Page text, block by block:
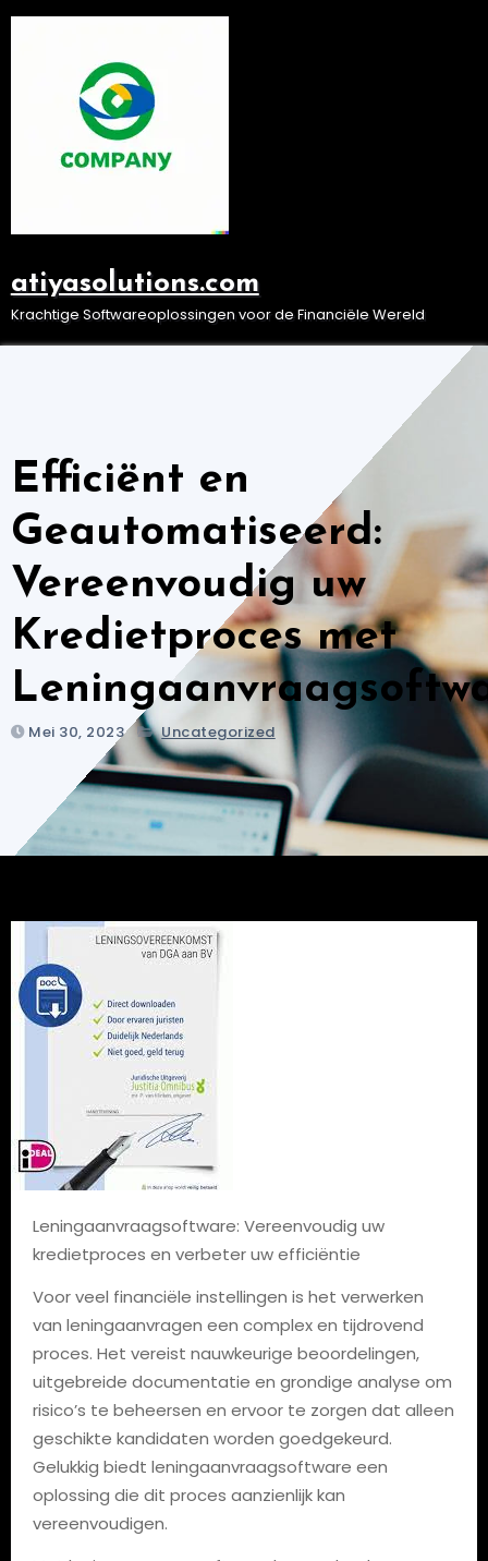
Ga
atiyasolutions.com
Krachtige Softwareoplossingen voor de Financiële Wereld
Efficiënt en
Geautomatiseerd:
Vereenvoudig uw
Kredietproces met
Mei 30, 2023 Uncategorized
Leningaanvraagsoftware: Vereenvoudig uw
kredietproces en verbeter uw efficiëntie
Voor veel financiële instellingen is het verwerken
van leningaanvragen een complex en tijdrovend
proces. Het vereist nauwkeurige beoordelingen,
uitgebreide documentatie en grondige analyse om
risico’s te beheersen en ervoor te zorgen dat alleen
geschikte kandidaten worden goedgekeurd.
Gelukkig biedt leningaanvraagsoftware een
oplossing die dit proces aanzienlijk kan
vereenvoudigen.